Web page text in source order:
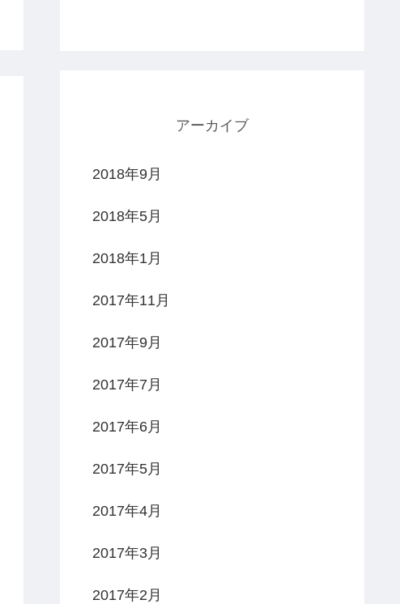
アーカイブ
2018年9月
2018年5月
2018年1月
2017年11月
2017年9月
2017年7月
2017年6月
2017年5月
2017年4月
2017年3月
2017年2月